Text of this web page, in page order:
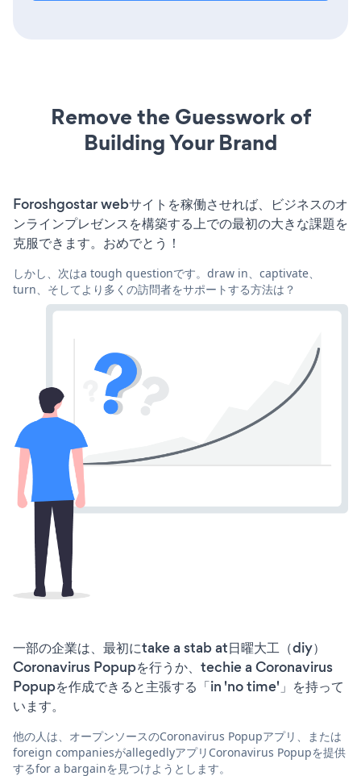
Remove the Guesswork of
Building Your Brand
Foroshgostar webサイトを稼働させれば、ビジネスのオ
ンラインプレゼンスを構築する上での最初の大きな課題を
克服できます。おめでとう！
しかし、次はa tough questionです。draw in、captivate、
turn、そしてより多くの訪問者をサポートする方法は？
一部の企業は、最初にtake a stab at日曜大工（diy）
Coronavirus Popupを行うか、techie a Coronavirus
Popupを作成できると主張する「in 'no time'」を持って
います。
他の人は、オープンソースのCoronavirus Popupアプリ、または
foreign companiesがallegedlyアプリCoronavirus Popupを提供
するfor a bargainを見つけようとします。